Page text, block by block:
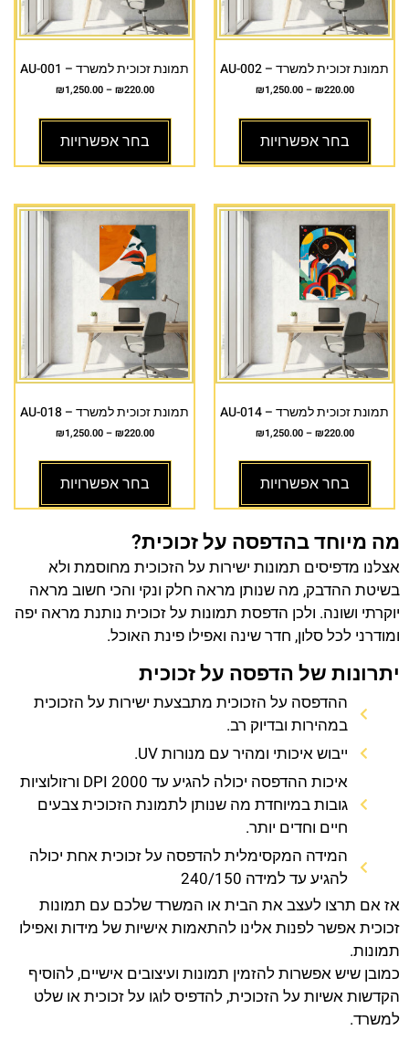
תמונת זכוכית למשרד – AU-002
₪220.00
–
₪1,250.00
בחר אפשרויות
תמונת זכוכית למשרד – AU-001
₪220.00
–
₪1,250.00
בחר אפשרויות
תמונת זכוכית למשרד – AU-014
₪220.00
–
₪1,250.00
בחר אפשרויות
תמונת זכוכית למשרד – AU-018
₪220.00
–
₪1,250.00
בחר אפשרויות
מה מיוחד בהדפסה על זכוכית?
אצלנו מדפיסים תמונות ישירות על הזכוכית מחוסמת ולא
בשיטת ההדבק, מה שנותן מראה חלק ונקי והכי חשוב מראה
יוקרתי ושונה. ולכן הדפסת תמונות על זכוכית נותנת מראה יפה
ומודרני לכל סלון, חדר שינה ואפילו פינת האוכל.
יתרונות של הדפסה על זכוכית
ההדפסה על הזכוכית מתבצעת ישירות על הזכוכית
במהירות ובדיוק רב.
ייבוש איכותי ומהיר עם מנורות UV.
איכות ההדפסה יכולה להגיע עד 2000 DPI ורזולוציות
גובות במיוחדת מה שנותן לתמונת הזכוכית צבעים
חיים וחדים יותר.
המידה המקסימלית להדפסה על זכוכית אחת יכולה
להגיע עד למידה 240/150
אז אם תרצו לעצב את הבית או המשרד שלכם עם תמונות
זכוכית אפשר לפנות אלינו להתאמות אישיות של מידות ואפילו
תמונות.
כמובן שיש אפשרות להזמין תמונות ועיצובים אישיים, להוסיף
הקדשות אשיות על הזכוכית, להדפיס לוגו על זכוכית או שלט
למשרד.